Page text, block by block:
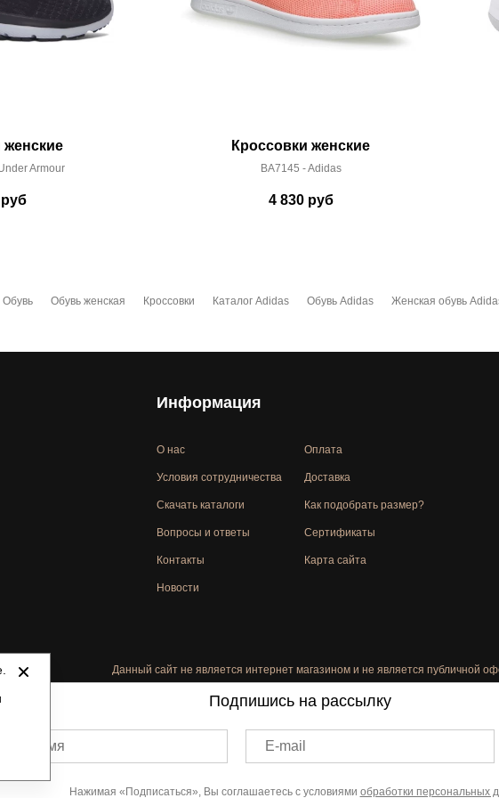
женские
Armour
Кроссовки женские
BA7145 - Adidas
4 830руб
Обувь Обувь женская Кроссовки Каталог Adidas Обувь Adidas Женская обувь
Информация
О нас
Условия сотрудничества
Скачать каталоги
Вопросы и ответы
Контакты
Новости
Оплата
Доставка
Как подобрать размер?
Сертификаты
Карта сайта
Данный сайт не является интернет магазином и не является публичной
Подпишись на рассылку
Ваше имя E-mail
Нажимая «Подписаться», Вы соглашаетесь с условиями обработки персональных